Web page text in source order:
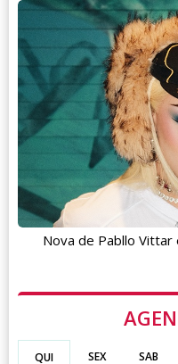
QUI SEX SAB
Nova de Pabllo